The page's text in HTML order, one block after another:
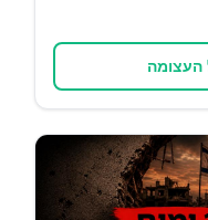
העצומה